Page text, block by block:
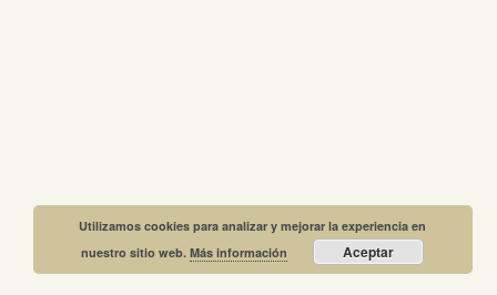
Utilizamos cookies para analizar y mejorar la experiencia en
nuestro sitio web.Más información Aceptar